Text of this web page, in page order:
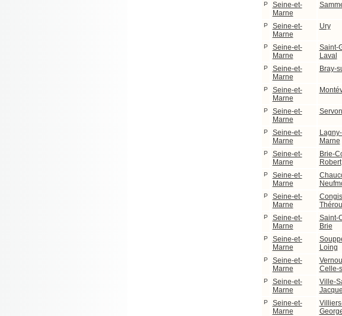
P
Seine-et-
Marne
P
Seine-et-
Marne
Ury
P
Seine-et-
Marne
Saint-
Laval
P
Seine-et-
Marne
Bray-
P
Seine-et-
Marne
P
Seine-et-
Marne
Servon
P
Seine-et-
Marne
Marne
P
Seine-et-
Marne
Brie-
Robert
P
Seine-et-
Marne
P
Seine-et-
Marne
P
Seine-et-
Marne
Saint-
Brie
P
Seine-et-
Marne
Loing
P
Seine-et-
Marne
Celle-
P
Seine-et-
Marne
Ville-
P
Seine-et-
Marne